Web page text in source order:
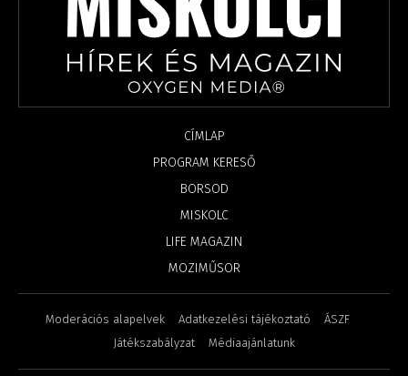
CÍMLAP
PROGRAM KERESŐ
BORSOD
MISKOLC
LIFE MAGAZIN
MOZIMŰSOR
Moderációs alapelvek Adatkezelési tájékoztató
ÁSZF
Játékszabályzat
Médiaajánlatunk